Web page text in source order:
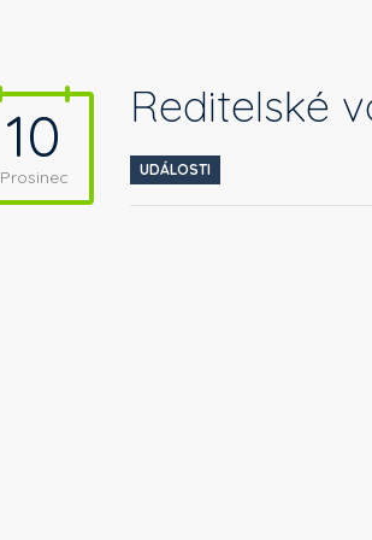
10
Prosinec
Ředitelské
UDÁLOSTI